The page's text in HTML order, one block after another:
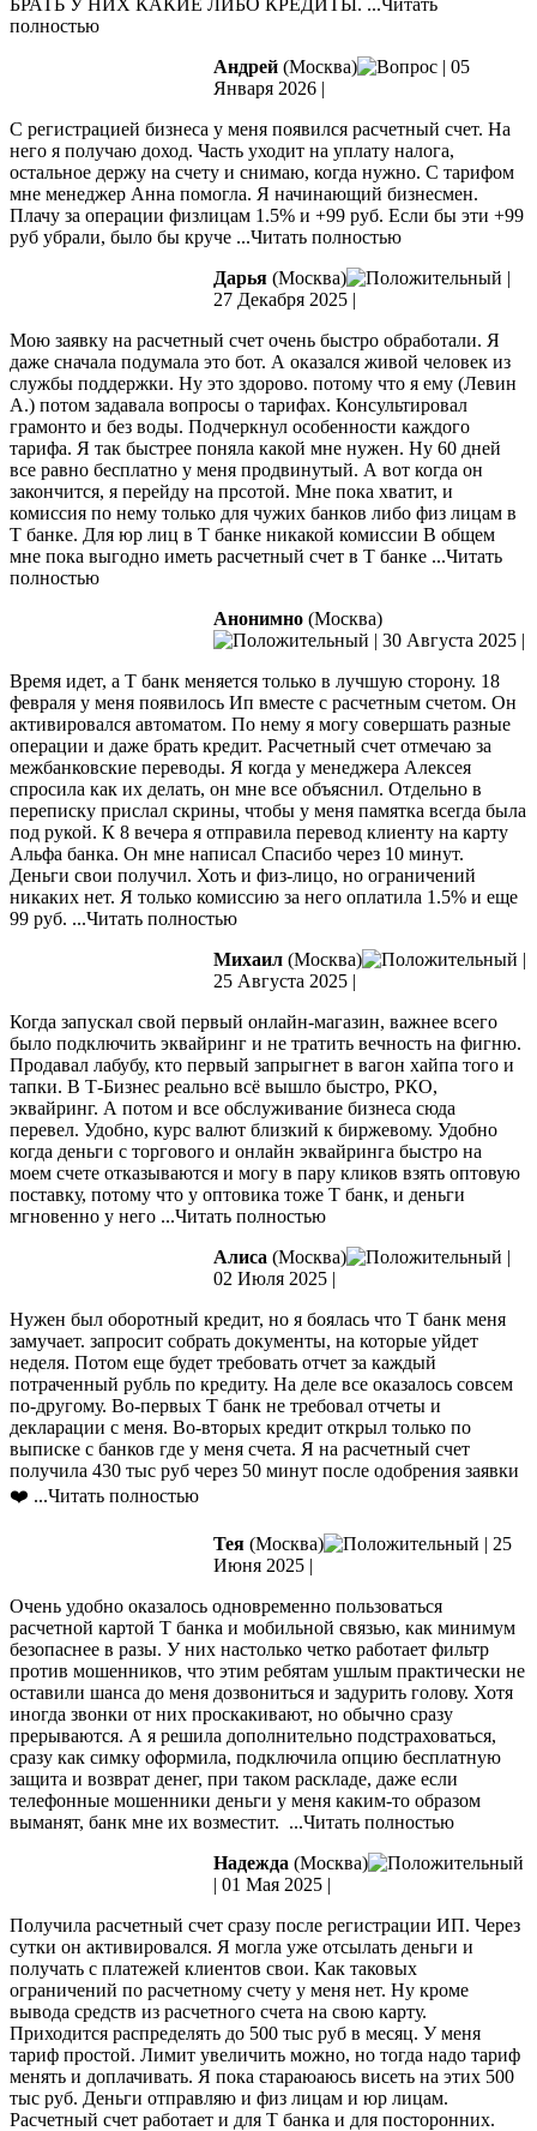
БРАТЬ У НИХ КАКИЕ ЛИБО КРЕДИТЫ. ...Читать
полностью
Андрей (Москва) | 05
Января 2026 |
С регистрацией бизнеса у меня появился расчетный счет. На
него я получаю доход. Часть уходит на уплату налога,
остальное держу на счету и снимаю, когда нужно. С тарифом
мне менеджер Анна помогла. Я начинающий бизнесмен.
Плачу за операции физлицам 1.5% и +99 руб. Если бы эти +99
руб убрали, было бы круче ...Читать полностью
Дарья (Москва)
|
27 Декабря 2025 |
Мою заявку на расчетный счет очень быстро обработали. Я
даже сначала подумала это бот. А оказался живой человек из
службы поддержки. Ну это здорово. потому что я ему (Левин
А.) потом задавала вопросы о тарифах. Консультировал
грамонто и без воды. Подчеркнул особенности каждого
тарифа. Я так быстрее поняла какой мне нужен. Ну 60 дней
все равно бесплатно у меня продвинутый. А вот когда он
закончится, я перейду на прсотой. Мне пока хватит, и
комиссия по нему только для чужих банков либо физ лицам в
Т банке. Для юр лиц в Т банке никакой комиссии В общем
мне пока выгодно иметь расчетный счет в Т банке ...Читать
полностью
Анонимно (Москва)
| 30 Августа 2025 |
Время идет, а Т банк меняется только в лучшую сторону. 18
февраля у меня появилось Ип вместе с расчетным счетом. Он
активировался автоматом. По нему я могу совершать разные
операции и даже брать кредит. Расчетный счет отмечаю за
межбанковские переводы. Я когда у менеджера Алексея
спросила как их делать, он мне все объяснил. Отдельно в
переписку прислал скрины, чтобы у меня памятка всегда была
под рукой. К 8 вечера я отправила перевод клиенту на карту
Альфа банка. Он мне написал Спасибо через 10 минут.
Деньги свои получил. Хоть и физ-лицо, но ограничений
никаких нет. Я только комиссию за него оплатила 1.5% и еще
99 руб. ...Читать полностью
Михаил (Москва)
|
25 Августа 2025 |
Когда запускал свой первый онлайн-магазин, важнее всего
было подключить эквайринг и не тратить вечность на фигню.
Продавал лабубу, кто первый запрыгнет в вагон хайпа того и
тапки. В Т-Бизнес реально всё вышло быстро, РКО,
эквайринг. А потом и все обслуживание бизнеса сюда
перевел. Удобно, курс валют близкий к биржевому. Удобно
когда деньги с торгового и онлайн эквайринга быстро на
моем счете отказываются и могу в пару кликов взять оптовую
поставку, потому что у оптовика тоже Т банк, и деньги
мгновенно у него ...Читать полностью
Алиса (Москва)
|
02 Июля 2025 |
Нужен был оборотный кредит, но я боялась что Т банк меня
замучает. запросит собрать документы, на которые уйдет
неделя. Потом еще будет требовать отчет за каждый
потраченный рубль по кредиту. На деле все оказалось совсем
по-другому. Во-первых Т банк не требовал отчеты и
декларации с меня. Во-вторых кредит открыл только по
выписке с банков где у меня счета. Я на расчетный счет
получила 430 тыс руб через 50 минут после одобрения заявки
❤️ ...Читать полностью
Тея (Москва) | 25
Июня 2025 |
Очень удобно оказалось одновременно пользоваться
расчетной картой Т банка и мобильной связью, как минимум
безопаснее в разы. У них настолько четко работает фильтр
против мошенников, что этим ребятам ушлым практически не
оставили шанса до меня дозвониться и задурить голову. Хотя
иногда звонки от них проскакивают, но обычно сразу
прерываются. А я решила дополнительно подстраховаться,
сразу как симку оформила, подключила опцию бесплатную
защита и возврат денег, при таком раскладе, даже если
телефонные мошенники деньги у меня каким-то образом
выманят, банк мне их возместит. ...Читать полностью
Надежда (Москва)
| 01 Мая 2025 |
Получила расчетный счет сразу после регистрации ИП. Через
сутки он активировался. Я могла уже отсылать деньги и
получать с платежей клиентов свои. Как таковых
ограничений по расчетному счету у меня нет. Ну кроме
вывода средств из расчетного счета на свою карту.
Приходится распределять до 500 тыс руб в месяц. У меня
тариф простой. Лимит увеличить можно, но тогда надо тариф
менять и доплачивать. Я пока стараюаюсь висеть на этих 500
тыс руб. Деньги отправляю и физ лицам и юр лицам.
Расчетный счет работает и для Т банка и для посторонних.